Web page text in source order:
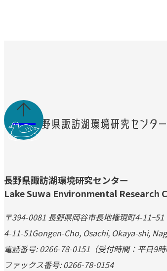

長野県諏訪湖環境研究センター
Lake Suwa Environmental Research
〒394-0081 長野県岡谷市長地権現町4-11ｰ51
4-11-51Gongen-Cho, Osachi, Okaya-shi,
電話番号: 0266-78-0151（受付時間：平日9時
ファックス番号: 0266-78-0154